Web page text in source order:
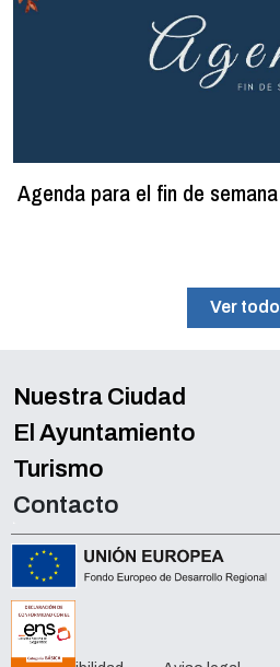
Agenda para el fin de semana
Ver todo
Nuestra Ciudad
El Ayuntamiento
Turismo
Contacto